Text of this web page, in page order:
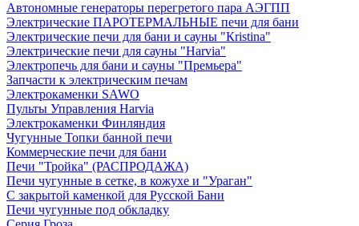
Автономные генераторы перегретого пара АЭГПП
Электрические ПАРОТЕРМАЛЬНЫЕ печи для бани
Электрические печи для бани и сауны "Кristina"
Электрические печи для сауны "Harvia"
Электропечь для бани и сауны "Премьера"
Запчасти к электрическим печам
Электрокаменки SAWO
Пульты Управления Harvia
Электрокаменки Финляндия
Чугунные Топки банной печи
Коммерческие печи для бани
Печи "Тройка" (РАСПРОДАЖА)
Печи чугунные в сетке, в кожухе и "Ураган"
С закрытой каменкой для Русской Бани
Печи чугунные под обкладку